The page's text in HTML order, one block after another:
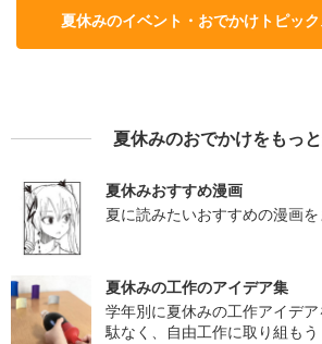
夏休みのイベント・おでかけトピッ
夏休みのおでかけをもっ
夏休みおすすめ漫画
夏に読みたいおすすめの漫画を
夏休みの工作のアイデア集
学年別に夏休みの工作アイデ
駄なく、自由工作に取り組もう